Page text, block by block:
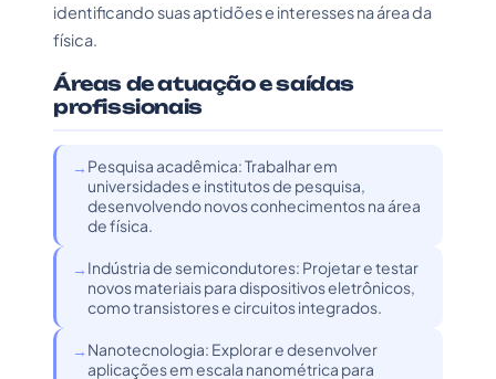
identificando suas aptidões e interesses na área da
física.
Áreas de atuação e saídas
profissionais
Pesquisa acadêmica: Trabalhar em
universidades e institutos de pesquisa,
desenvolvendo novos conhecimentos na área
de física.
Indústria de semicondutores: Projetar e testar
novos materiais para dispositivos eletrônicos,
como transistores e circuitos integrados.
Nanotecnologia: Explorar e desenvolver
aplicações em escala nanométrica para